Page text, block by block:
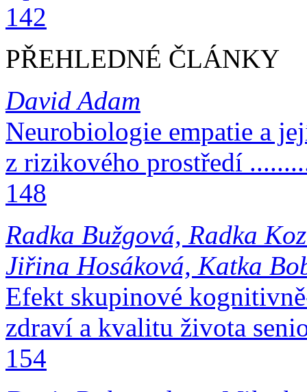
142
PŘEHLEDNÉ ČLÁNKY
David Adam
Neurobiologie empatie a
z rizikového prostředí
148
Radka Bužgová, Radka
Jiřina Hosáková, Katka
Efekt skupinové
zdraví a kvalitu života
154